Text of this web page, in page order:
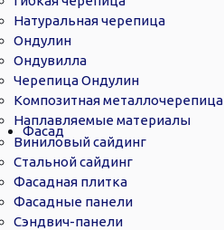
Натуральная черепица
Ондулин
Ондувилла
Черепица Ондулин
Композитная металлочерепица
Наплавляемые материалы
Фасад
Виниловый сайдинг
Стальной сайдинг
Фасадная плитка
Фасадные панели
Сэндвич-панели